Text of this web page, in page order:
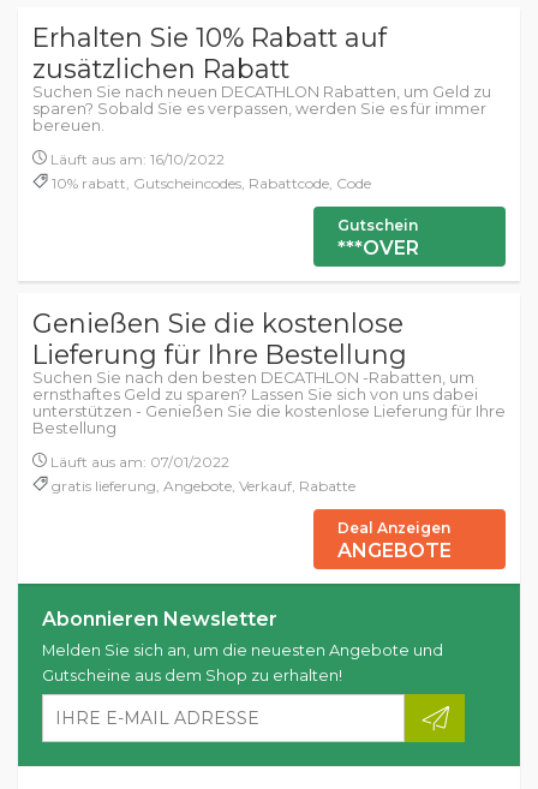
Erhalten Sie 10% Rabatt auf
zusätzlichen Rabatt
Suchen Sie nach neuen DECATHLON Rabatten, um Geld zu
sparen? Sobald Sie es verpassen, werden Sie es für immer
bereuen.
Läuft aus am: 16/10/2022
10% rabatt, Gutscheincodes, Rabattcode, Code
Gutschein
***OVER
Genießen Sie die kostenlose
Lieferung für Ihre Bestellung
Suchen Sie nach den besten DECATHLON -Rabatten, um
ernsthaftes Geld zu sparen? Lassen Sie sich von uns dabei
unterstützen - Genießen Sie die kostenlose Lieferung für Ihre
Bestellung
Läuft aus am: 07/01/2022
gratis lieferung, Angebote, Verkauf, Rabatte
Deal Anzeigen
ANGEBOTE
Abonnieren Newsletter
Melden Sie sich an, um die neuesten Angebote und
Gutscheine aus dem Shop zu erhalten!